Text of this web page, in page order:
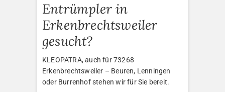
Entrümpler in
Erkenbrechtsweiler
gesucht?
KLEOPATRA, auch für 73268
Erkenbrechtsweiler – Beuren, Lenningen
oder Burrenhof stehen wir für Sie bereit.